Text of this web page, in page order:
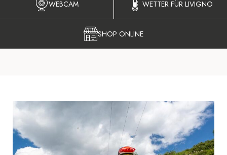
WEBCAM WETTER FÜR LIVIGNO
SHOP ONLINE